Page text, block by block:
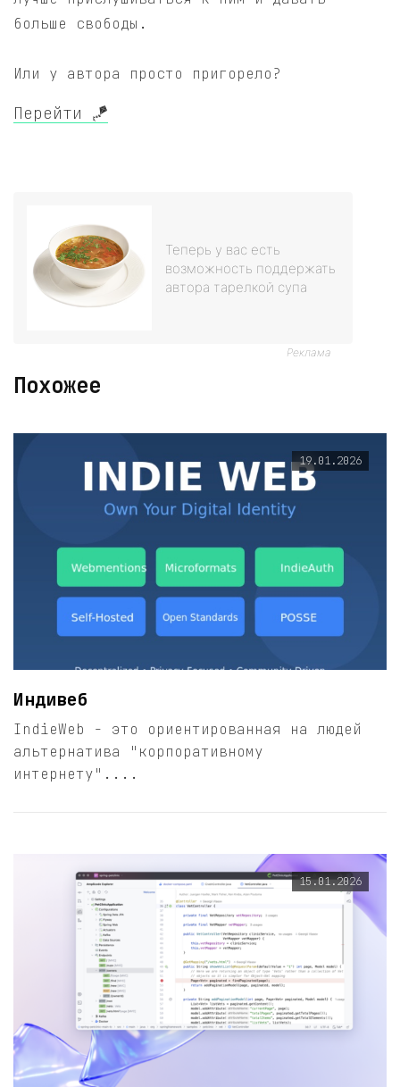
больше свободы.
Или у автора просто пригорело?
Перейти 🪁
Теперь у вас есть
возможность поддержать
автора тарелкой супа
Реклама
Похожее
19.01.2026
Индивеб
IndieWeb - это ориентированная на людей
альтернатива "корпоративному
интернету"....
15.01.2026